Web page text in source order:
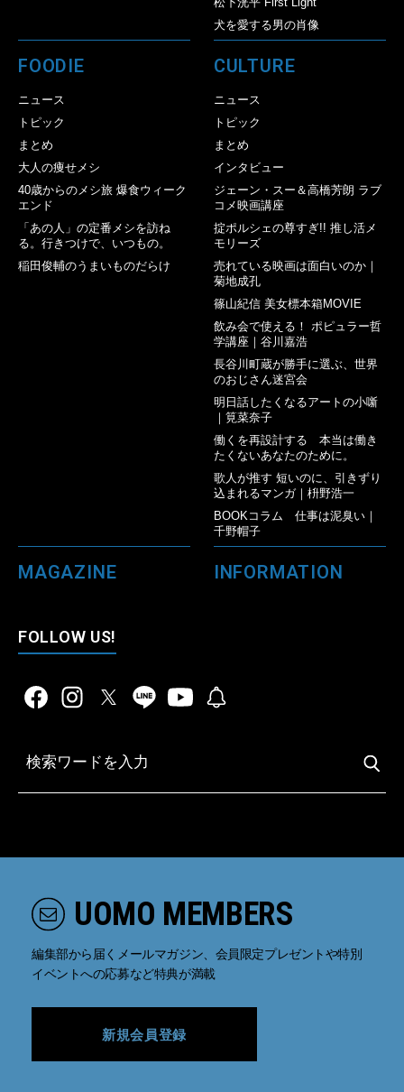
犬を愛する男の肖像
FOODIE
ニュース
トピック
まとめ
大人の痩せメシ
40歳からのメシ旅 爆食ウィーク
エンド
「あの人」の定番メシを訪ね
る。行きつけで、いつもの。
稲田俊輔のうまいものだらけ
CULTURE
ニュース
トピック
まとめ
インタビュー
ジェーン・スー＆高橋芳朗 ラブ
コメ映画講座
掟ポルシェの尊すぎ!! 推し活メ
モリーズ
売れている映画は面白いのか｜
菊地成孔
篠山紀信 美女標本箱MOVIE
飲み会で使える！ ポピュラー哲
学講座｜谷川嘉浩
長谷川町蔵が勝手に選ぶ、世界
のおじさん迷宮会
明日話したくなるアートの小噺
｜筧菜奈子
働くを再設計する 本当は働き
たくないあなたのために。
歌人が推す 短いのに、引きずり
込まれるマンガ｜枡野浩一
BOOKコラム 仕事は泥臭い｜
千野帽子
MAGAZINE INFORMATION
FOLLOW US!
UOMO MEMBERS
編集部から届くメールマガジン、会員限定プレゼントや特別
イベントへの応募など特典が満載
新規会員登録